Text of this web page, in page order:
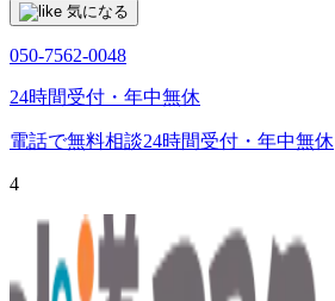
気になる
050-7562-0048
24時間受付・年中無休
電話で無料相談24時間受付・年中無休
4